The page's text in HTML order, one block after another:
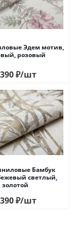
Эдем мотив,
розовый
₽/шт
Бамбук
светлый,
золотой
₽/шт